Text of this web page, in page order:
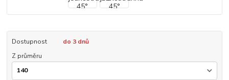
Dostupnost
do 3 dnů
Z průměru